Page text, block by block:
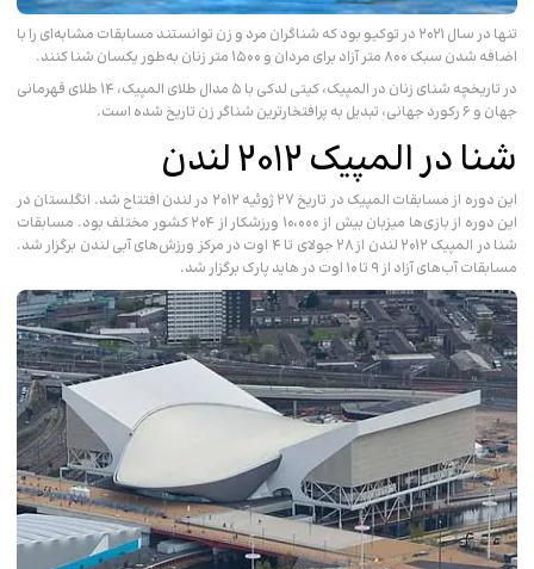
تنها در سال ۲۰۲۱ در توکیو بود که شناگران مرد و زن توانستند مسابقات مشابه‌ای را با
اضافه شدن سبک ۸۰۰ متر آزاد برای مردان و ۱۵۰۰ متر زنان به‌طور یکسان شنا کنند.
در تاریخچه شنای زنان در المپیک، کیتی لدکی با ۵ مدال طلای المپیک، ۱۴ طلای قهرمانی
جهان و ۶ رکورد جهانی، تبدیل به پرافتخارترین شناگر زن تاریخ شده است.
شنا در المپیک 2012 لندن
این دوره از مسابقات المپیک در تاریخ ۲۷ ژوئیه ۲۰۱۲ در لندن افتتاح شد. انگلستان در
این دوره از بازی‌ها میزبان بیش از ۱۰،۰۰۰ ورزشکار از ۲۰۴ کشور مختلف بود. مسابقات
شنا در المپیک ۲۰۱۲ لندن از ۲۸ جولای تا ۴ اوت در مرکز ورزش‌های آبی لندن برگزار شد.
مسابقات آب‌های آزاد از ۹ تا ۱۰ اوت در هاید پارک برگزار شد.